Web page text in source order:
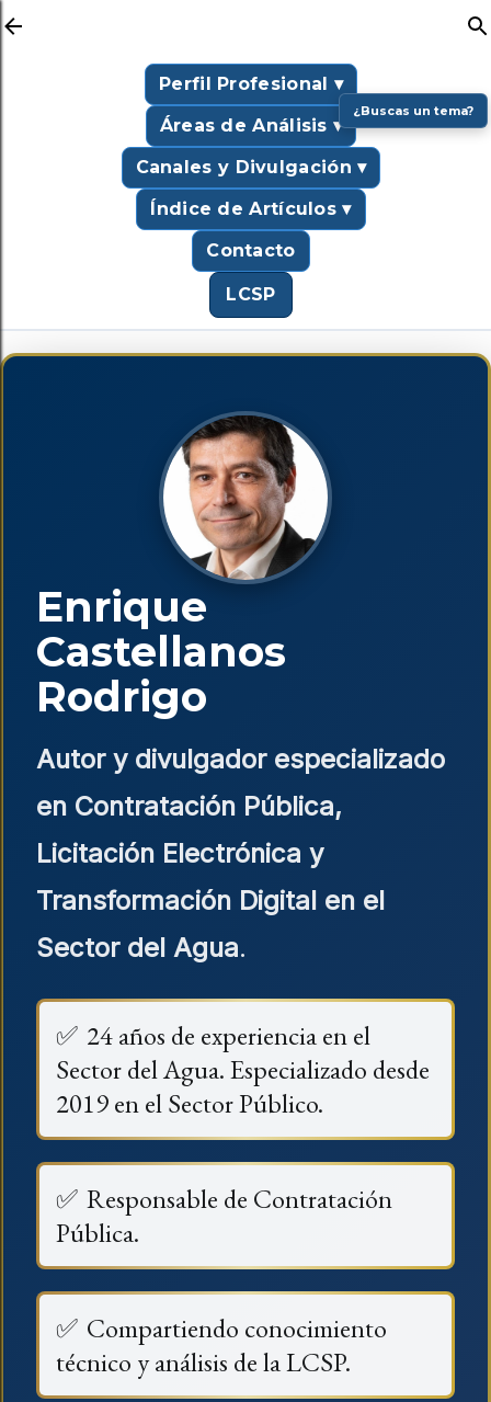
Perfil Profesional ▾
Áreas de Análisis ▾
Canales y Divulgación ▾
Índice de Artículos ▾
Contacto
LCSP
Enrique
Castellanos
Rodrigo
Autor y divulgador especializado
en Contratación Pública,
Licitación Electrónica y
Transformación Digital en el
Sector del Agua.
✅ 24 años de experiencia en el
Sector del Agua. Especializado desde
2019 en el Sector Público.
✅ Responsable de Contratación
Pública.
✅ Compartiendo conocimiento
técnico y análisis de la LCSP.
¿Buscas un tema?